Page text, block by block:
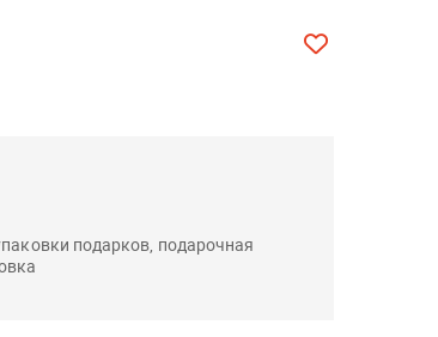
подарков, подарочная